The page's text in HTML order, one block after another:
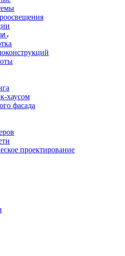
хаусом
фасада
проектирование